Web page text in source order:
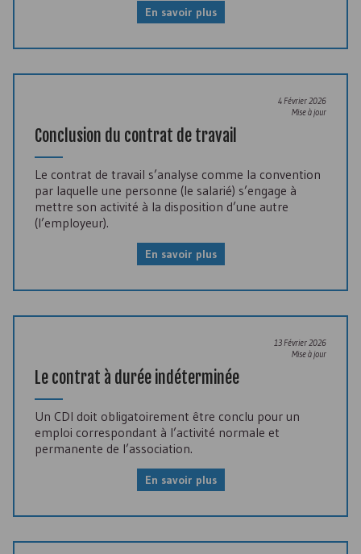
En savoir plus
4 Février 2026
Mise à jour
Conclusion du contrat de travail
Le contrat de travail s’analyse comme la convention
par laquelle une personne (le salarié) s’engage à
mettre son activité à la disposition d’une autre
(l’employeur).
En savoir plus
13 Février 2026
Mise à jour
Le contrat à durée indéterminée
Un CDI doit obligatoirement être conclu pour un
emploi correspondant à l’activité normale et
permanente de l’association.
En savoir plus